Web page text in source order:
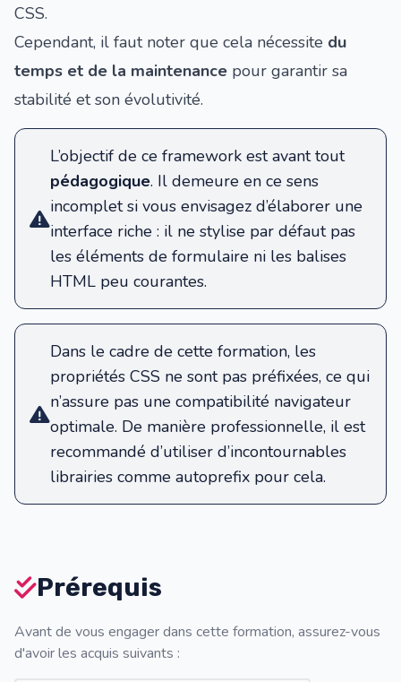
CSS.
Cependant, il faut noter que cela nécessite du
temps et de la maintenance pour garantir sa
stabilité et son évolutivité.
L’objectif de ce framework est avant tout
pédagogique. Il demeure en ce sens
incomplet si vous envisagez d’élaborer une
interface riche : il ne stylise par défaut pas
les éléments de formulaire ni les balises
HTML peu courantes.
Dans le cadre de cette formation, les
propriétés CSS ne sont pas préfixées, ce qui
n’assure pas une compatibilité navigateur
optimale. De manière professionnelle, il est
recommandé d’utiliser d’incontournables
librairies comme autoprefix pour cela.
Prérequis
Avant de vous engager dans cette formation, assurez-vous
d'avoir les acquis suivants :